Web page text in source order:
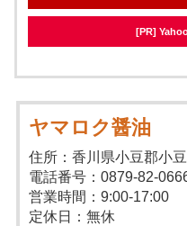
[PR]
ヤマロク醤油
住所：香川県小豆郡小
電話番号：0879-82-
営業時間：9:00-17:00
定休日：無休